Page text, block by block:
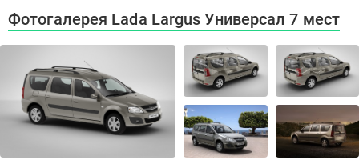
Фотогалерея Lada Largus Универсал 7 мест